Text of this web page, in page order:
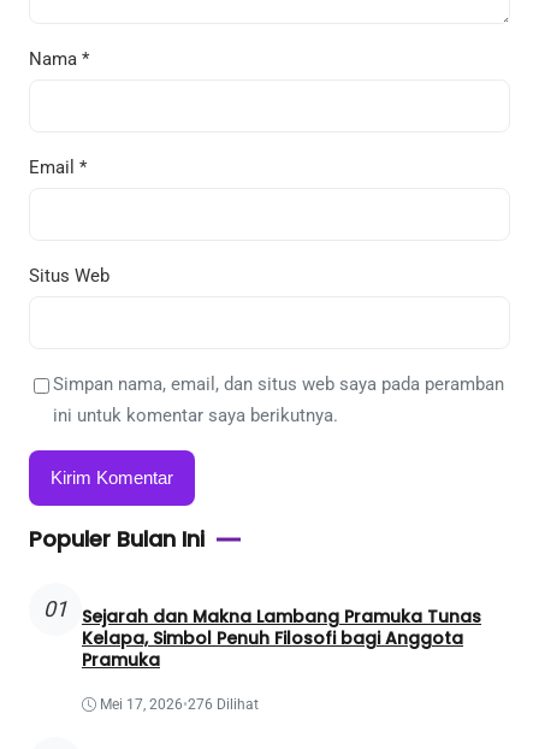
Nama *
Email *
Situs Web
Simpan nama, email, dan situs web saya pada peramban
ini untuk komentar saya berikutnya.
Populer Bulan Ini
01
Sejarah dan Makna Lambang Pramuka Tunas
Kelapa, Simbol Penuh Filosofi bagi Anggota
Pramuka
Mei 17, 2026•276 Dilihat